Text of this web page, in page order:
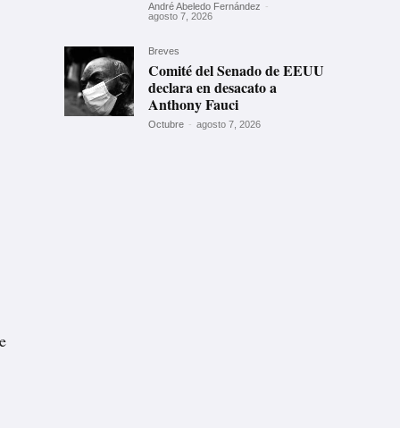
André Abeledo Fernández -
agosto 7, 2026
Breves
Comité del Senado de EEUU
declara en desacato a
Anthony Fauci
Octubre - agosto 7, 2026